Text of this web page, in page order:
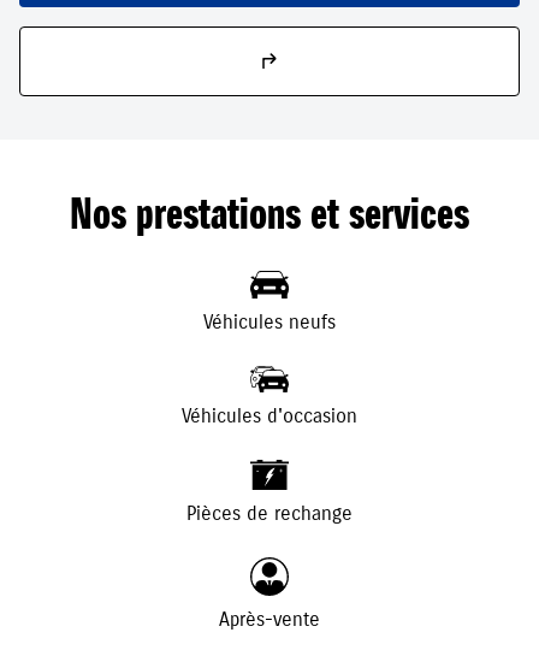
Nos prestations et services
Véhicules neufs
Véhicules d'occasion
- +
Pièces de rechange
Après-vente